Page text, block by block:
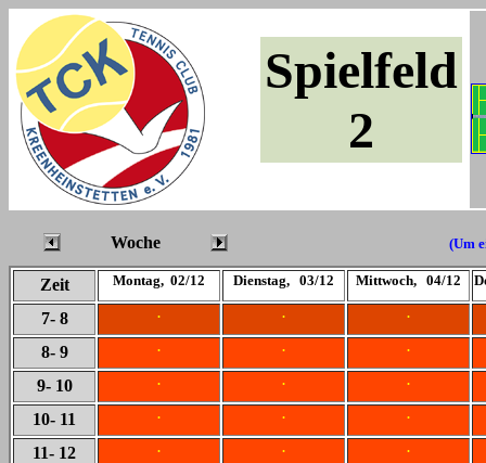
Spielfeld
2
Woche (Um
Zeit Montag, 02/12 Dienstag, 03/12 Mittwoch, 04/12
7- 8 . . .
8- 9 . . .
9- 10 . . .
10- 11 . . .
11- 12 . . .